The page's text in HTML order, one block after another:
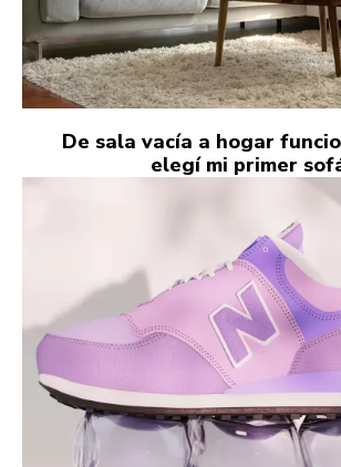
De sala vacía a hogar
elegí mi primer